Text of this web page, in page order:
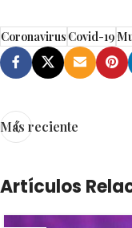
CoronavirusCovid-19
Más reciente
Artículos